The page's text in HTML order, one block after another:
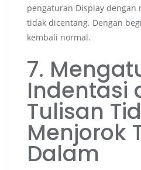
pengaturan Display dengan
tidak dicentang. Dengan
kembali normal.
7.
Indentasi
Tulisan
Menjorok
Dalam